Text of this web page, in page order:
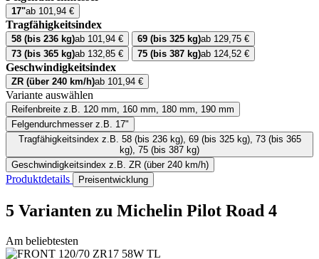
17"ab 101,94 €
Tragfähigkeitsindex
58 (bis 236 kg)ab 101,94 € 69 (bis 325 kg)ab 129,75 €
73 (bis 365 kg)ab 132,85 € 75 (bis 387 kg)ab 124,52 €
Geschwindigkeitsindex
ZR (über 240 km/h)ab 101,94 €
Variante auswählen
Reifenbreite z.B. 120 mm, 160 mm, 180 mm, 190 mm
Felgendurchmesser z.B. 17"
Tragfähigkeitsindex
kg), 75 (bis 387 kg)
Geschwindigkeitsindex z.B. ZR (über 240 km/h)
Produktdetails Preisentwicklung
5 Varianten zu Michelin Pilot Road 4
Am beliebtesten